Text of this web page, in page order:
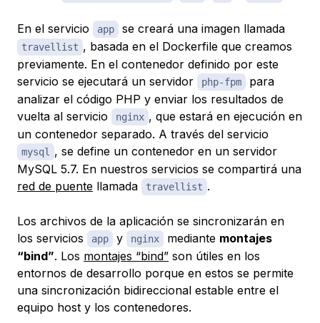
En el servicio app se creará una imagen llamada
travellist , basada en el Dockerfile que creamos
previamente. En el contenedor definido por este
servicio se ejecutará un servidor
php-fpm
para
analizar el código PHP y enviar los resultados de
vuelta al servicio
nginx , que estará en ejecución en
un contenedor separado. A través del servicio
mysql , se define un contenedor en un servidor
MySQL 5.7. En nuestros servicios se compartirá una
red de puente llamada travellist .
Los archivos de la aplicación se sincronizarán en
los servicios
app y nginx mediante montajes
“bind”. Los montajes “bind” son útiles en los
entornos de desarrollo porque en estos se permite
una sincronización bidireccional estable entre el
equipo host y los contenedores.